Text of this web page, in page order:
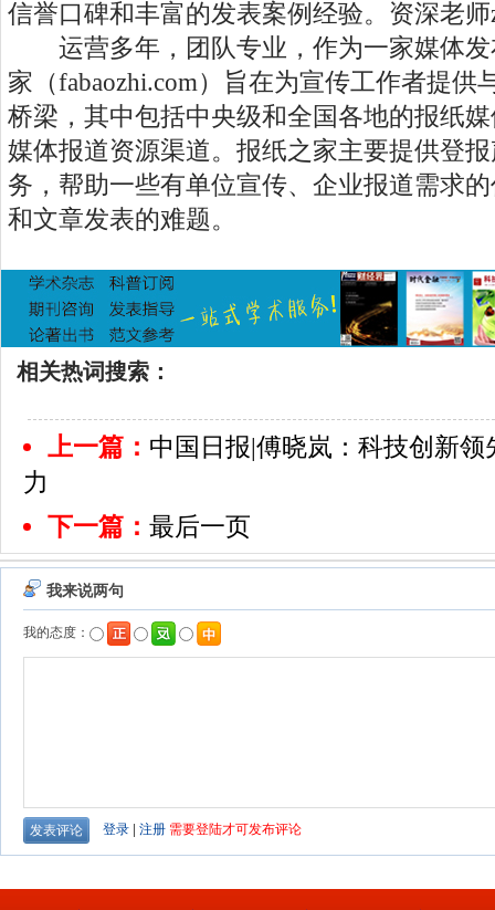
信誉口碑和丰富的发表案例经验。资深老师
运营多年，团队专业，作为一家媒体发
家（fabaozhi.com）旨在为宣传工作者提供
桥梁，其中包括中央级和全国各地的报纸
媒体报道资源渠道。报纸之家主要提供登
务，帮助一些有单位宣传、企业报道需求
和文章发表的难题。
相关热词搜索：
上一篇： 中国日报|傅晓岚：科技创新
力
下一篇： 最后一页